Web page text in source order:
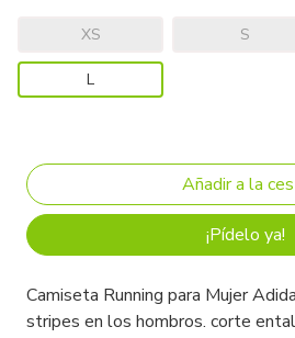
XS S
L
¡Pídelo ya!
Camiseta Running para Mujer
stripes en los hombros. corte